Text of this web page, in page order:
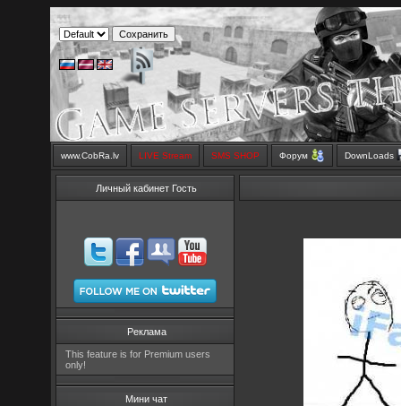
www.CobRa.lv LIVE Stream SMS SHOP Форум DownLoads
Личный кабинет Гость
Реклама
This feature is for Premium users
only!
Мини чат